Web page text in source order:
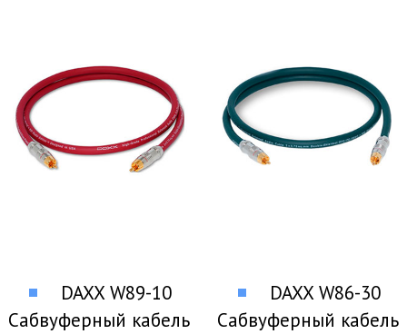
DAXX W89-10
Сабвуферный кабель
DAXX W86-30
Сабвуферный кабель